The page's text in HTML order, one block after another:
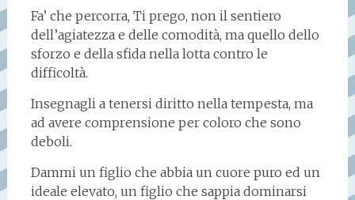
Fa’ che percorra, Ti prego, non il sentiero
dell’agiatezza e delle comodità, ma quello dello
sforzo e della sfida nella lotta contro le
difficoltà.
Insegnagli a tenersi diritto nella tempesta, ma
ad avere comprensione per coloro che sono
deboli.
Dammi un figlio che abbia un cuore puro ed un
ideale elevato, un figlio che sappia dominarsi